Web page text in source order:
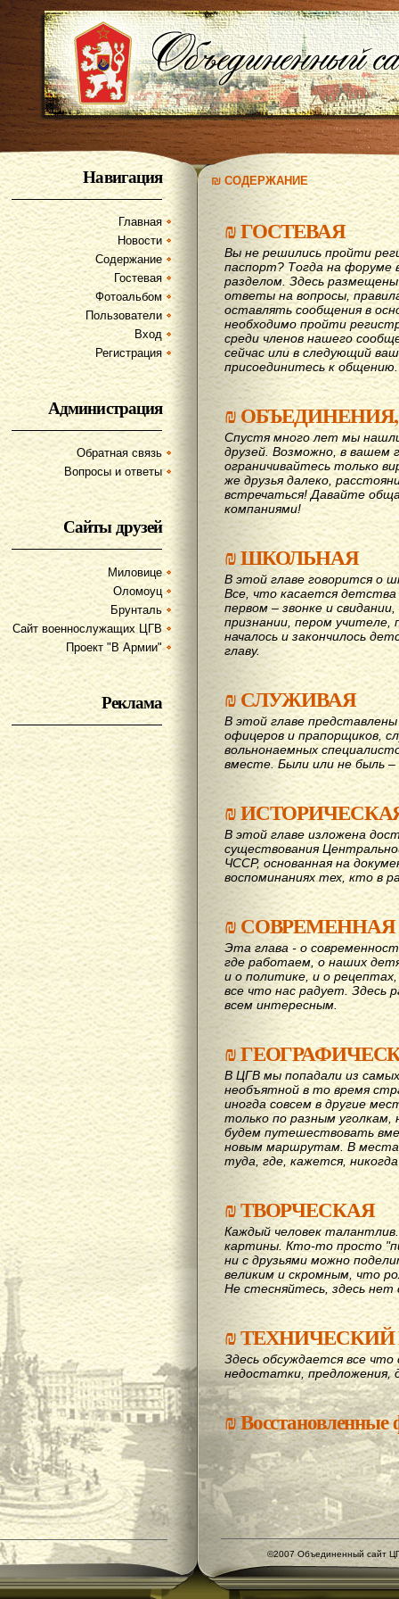
Навигация
Главная
Новости
Содержание
Гостевая
Фотоальбом
Пользователи
Вход
Регистрация
Администрация
Обратная связь
Вопросы и ответы
Сайты друзей
Миловице
Оломоуц
Брунталь
Сайт военнослужащих ЦГВ
Проект "В Армии"
Реклама
₪ СОДЕРЖАНИЕ
₪ГОСТЕВАЯ
Вы не решились пройти
паспорт? Тогда на форуме
разделом. Здесь
ответы на вопросы,
оставлять сообщения в
необходимо пройти
среди членов нашего
сейчас или в следующий
присоединитесь к общению.
₪
Спустя много лет мы
друзей. Возможно, в вашем
ограничивайтесь только
же друзья далеко,
вcтречаться! Давайте
компаниями!
₪ШКОЛЬНАЯ
В этой главе говорится о
Все, что касается
первом – звонке и
признании, пером учителе,
началось и закончилось
главу.
₪СЛУЖИВАЯ
В этой главе
офицеров и прапорщиков,
вольнонаемных
вместе. Были или не быль –
₪
В этой главе изложена
существования
ЧССР, основанная на
воспоминаниях тех, кто в
₪СОВРЕМЕННАЯ
Эта глава - о
где работаем, о наших
и о политике, и о
все что нас радует. Здесь
всем интересным.
₪
В ЦГВ мы попадали из
необъятной в то время
иногда совсем в другие
только по разным
будем путешествовать
новым маршрутам. В
туда, где, кажется,
₪ТВОРЧЕСКАЯ
Каждый человек
картины. Кто-то просто
ни с друзьями можно
великим и скромным, что
Не стесняйтесь, здесь нет
₪ТЕХНИЧЕСКИЙ
Здесь обсуждается все
недостатки, предложения,
₪
©2007 Объединенный сайт